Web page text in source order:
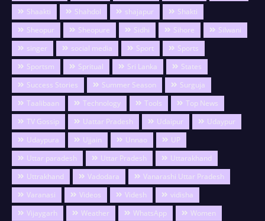
Shaakti
Shahdol shajapur
Shakti
Sheopur
Sheopure Sidhi Sihore
Silwani
singer
social media Sport
Sports
Sportsm
Spritual Sri Lanka
States
Success Stories
Summer Season
Surguja
Taalibaan
Technology Tools
Top News
TV Gossip
Uattar Pradesh Udaipur
Udaypur
Udaypura
Ujjain Unnao
UP
Uttar paradesh
Uttar Pradesh
Uttarakhand
Uttrakhand
Vadodara
Vanarashi Uttar Pradesh
Varanasi
Videos Videsh
vidisha
Vijaygarh
Weather WhatsApp
Women